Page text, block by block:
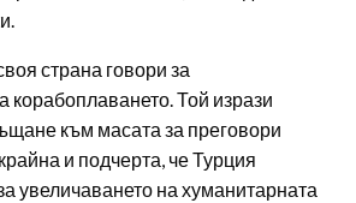
страна говори за
корабоплаването. Той изрази
към масата за преговори
и подчерта, че Турция
увеличаването на хуманитарната